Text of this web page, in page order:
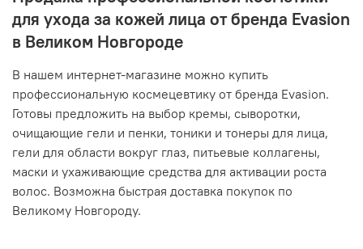
для ухода за кожей лица от бренда Evasion
в Великом Новгороде
В нашем интернет-магазине можно купить
профессиональную космецевтику от бренда Evasion.
Готовы предложить на выбор кремы, сыворотки,
очищающие гели и пенки, тоники и тонеры для лица,
гели для области вокруг глаз, питьевые коллагены,
маски и ухаживающие средства для активации роста
волос. Возможна быстрая доставка покупок по
Великому Новгороду.